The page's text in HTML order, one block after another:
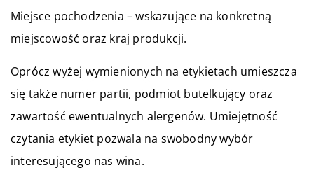
Miejsce pochodzenia – wskazujące na konkretną
miejscowość oraz kraj produkcji.
Oprócz wyżej wymienionych na etykietach umieszcza
się także numer partii, podmiot butelkujący oraz
zawartość ewentualnych alergenów. Umiejętność
czytania etykiet pozwala na swobodny wybór
interesującego nas wina.